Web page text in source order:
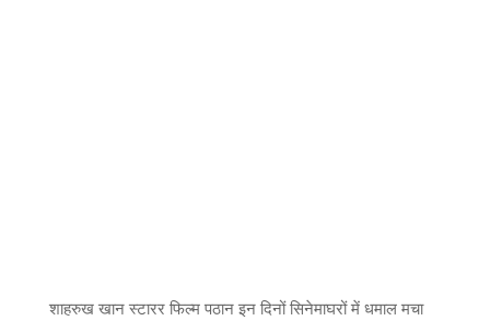
शाहरुख खान स्टारर फिल्म पठान इन दिनों सिनेमाघरों में धमाल मचा